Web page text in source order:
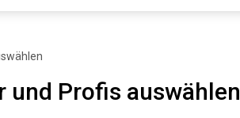
und Profis auswählen